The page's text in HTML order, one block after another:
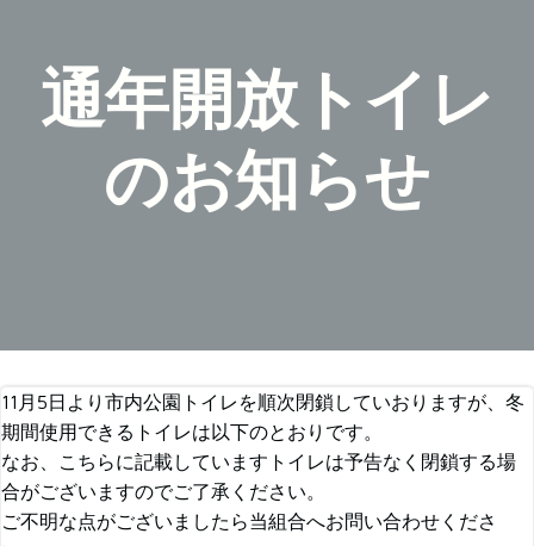
通年開放トイレ
のお知らせ
11月5日より市内公園トイレを順次閉鎖していおりますが、冬
期間使用できるトイレは以下のとおりです。
なお、こちらに記載していますトイレは予告なく閉鎖する場
合がございますのでご了承ください。
ご不明な点がございましたら当組合へお問い合わせくださ